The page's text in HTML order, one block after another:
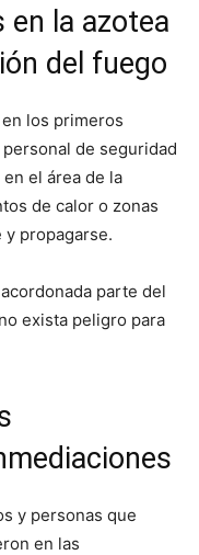
en la azotea
del fuego
los primeros
de seguridad
el área de la
de calor o zonas
propagarse.
parte del
exista peligro para
y personas que
en las